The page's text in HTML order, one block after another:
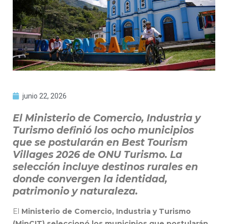
junio 22, 2026
El Ministerio de Comercio, Industria y
Turismo definió los ocho municipios
que se postularán en Best Tourism
Villages 2026 de ONU Turismo. La
selección incluye destinos rurales en
donde convergen la identidad,
patrimonio y naturaleza.
El Ministerio de Comercio, Industria y Turismo